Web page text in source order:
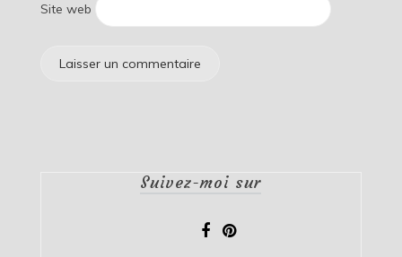
Site web
Suivez-moi sur